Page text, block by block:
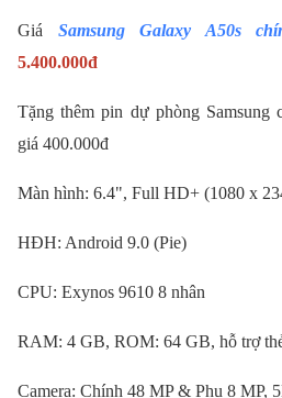
Giá Samsung Galaxy A50s
5.400.000đ
Tặng thêm pin dự phòng Samsung
giá 400.000đ
Màn hình: 6.4", Full HD+ (1080 x
HĐH: Android 9.0 (Pie)
CPU: Exynos 9610 8 nhân
RAM: 4 GB, ROM: 64 GB, hỗ trợ
Camera: Chính 48 MP & Phụ 8 MP,